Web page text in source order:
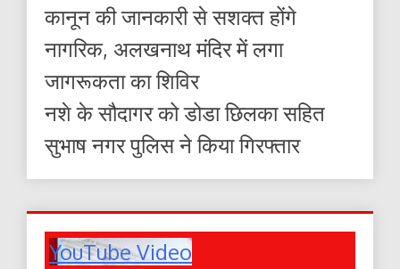
कानून की जानकारी से सशक्त होंगे
नागरिक, अलखनाथ मंदिर में लगा
जागरूकता का शिविर
नशे के सौदागर को डोडा छिलका सहित
सुभाष नगर पुलिस ने किया गिरफ्तार
YouTube Video